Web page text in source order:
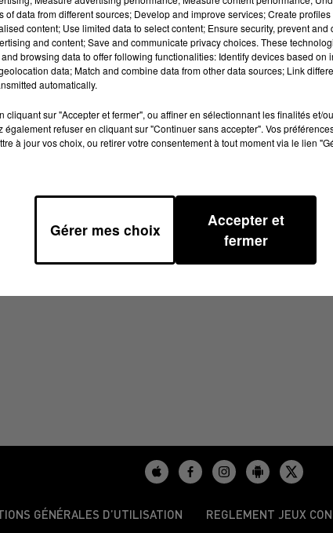
GÉNÉRALES D’UTILISATION REGLEMENT JEUX
of data from different sources; Develop and improve services; Create
content; Use limited data to select content; Ensure security, prevent and
and content; Save and communicate privacy choices. These
browsing data to offer following functionalities: Identify devices based on
data; Match and combine data from other data sources; Link
automatically.
cliquant sur "Accepter et fermer", ou affiner en sélectionnant les finalités et/
également refuser en cliquant sur "Continuer sans accepter". Vos
à jour vos choix, ou retirer votre consentement à tout moment via le lien
Gérer mes choix
Accepter et
fermer